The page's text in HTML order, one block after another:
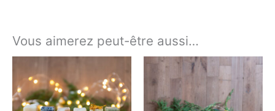
Vous aimerez peut-être aussi…